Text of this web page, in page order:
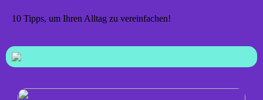
10 Tipps, um Ihren Alltag zu vereinfachen!